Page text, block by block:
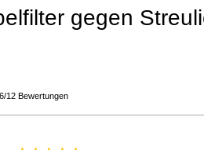
gegen
6/12 Bewertungen